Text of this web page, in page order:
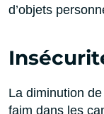
d’objets
La diminution
faim dans les